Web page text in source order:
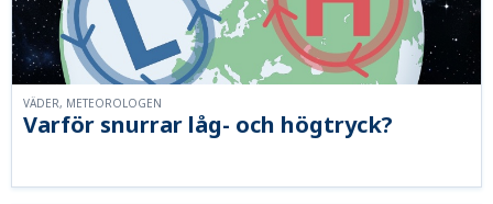
Varför snurrar låg- och högtryck?
VÄDER, METEOROLOGEN